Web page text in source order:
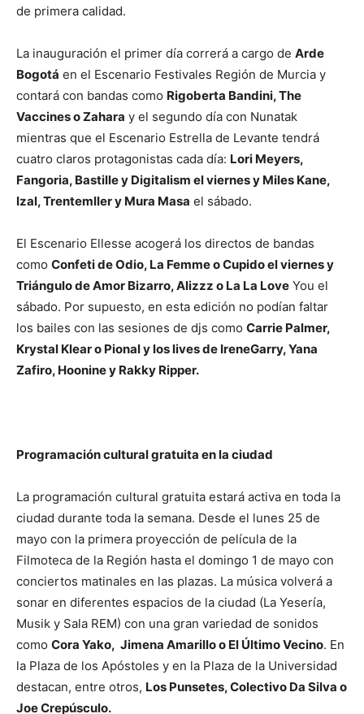
de primera calidad.
La inauguración el primer día correrá a cargo de Arde
Bogotá en el Escenario Festivales Región de Murcia y
contará con bandas como Rigoberta Bandini, The
Vaccines o Zahara y el segundo día con Nunatak
mientras que el Escenario Estrella de Levante tendrá
cuatro claros protagonistas cada día: Lori Meyers,
Fangoria, Bastille y Digitalism el viernes y Miles Kane,
Izal, Trentemller y Mura Masa el sábado.
El Escenario Ellesse acogerá los directos de bandas
como Confeti de Odio, La Femme o Cupido el viernes y
Triángulo de Amor Bizarro, Alizzz o La La Love You el
sábado. Por supuesto, en esta edición no podían faltar
los bailes con las sesiones de djs como Carrie Palmer,
Krystal Klear o Pional y los lives de IreneGarry, Yana
Zafiro, Hoonine y Rakky Ripper.
Programación cultural gratuita en la ciudad
La programación cultural gratuita estará activa en toda la
ciudad durante toda la semana. Desde el lunes 25 de
mayo con la primera proyección de película de la
Filmoteca de la Región hasta el domingo 1 de mayo con
conciertos matinales en las plazas. La música volverá a
sonar en diferentes espacios de la ciudad (La Yesería,
Musik y Sala REM) con una gran variedad de sonidos
como Cora Yako, Jimena Amarillo o El Último Vecino. En
la Plaza de los Apóstoles y en la Plaza de la Universidad
destacan, entre otros, Los Punsetes, Colectivo Da Silva o
Joe Crepúsculo.